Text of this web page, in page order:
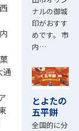
通
ナルの御城
印がおすす
めです。 市
内…
とよたの
五平餅
全国的に分